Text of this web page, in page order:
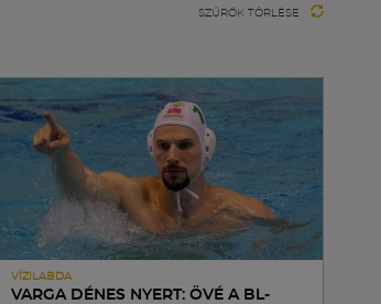
SZŰRŐK TÖRLÉSE
VÍZILABDA
VARGA DÉNES NYERT: ÖVÉ A BL-